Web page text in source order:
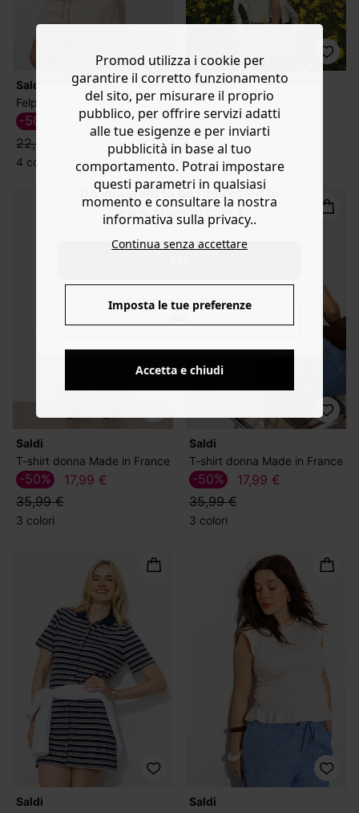
Do you want to be redirected to
www.promod.com ?
Saldi
Felpa maniche corte
11,49 €
22,99 €
-50%
4 colori
Saldi
Abito a tubo in maglia
19,99 €
49,99 €
-60%
1 colore
Saldi
T-shirt donna Made in France
17,99 €
35,99 €
-50%
3 colori
Saldi
T-shirt donna Made in France
17,99 €
35,99 €
-50%
3 colori
Saldi
Saldi
Promod utilizza i cookie per
garantire il corretto funzionamento
del sito, per misurare il proprio
pubblico, per offrire servizi adatti
alle tue esigenze e per inviarti
pubblicità in base al tuo
comportamento. Potrai impostare
questi parametri in qualsiasi
momento e consultare la nostra
informativa sulla privacy..
Continua senza accettare
Imposta le tue preferenze
Accetta e chiudi